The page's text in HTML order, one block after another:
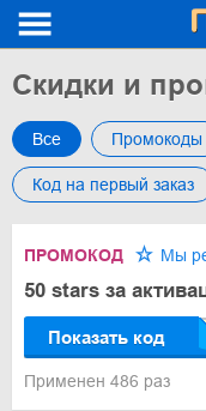
Скидки и
Все Промокоды
Код на первый заказ
ПРОМОКОД Мы
50 stars за
Показать код
Применен 486 раз